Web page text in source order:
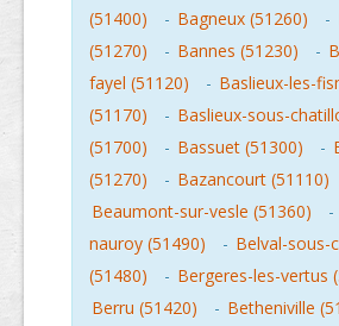
(51400)
- Bagneux (51260) -
(51270)
- Bannes (51230) -
fayel (51120)
- Baslieux-les-
(51170)
- Baslieux-sous-
(51700)
- Bassuet (51300) -
(51270)
- Bazancourt (51110)
Beaumont-sur-vesle (51360)
-
nauroy (51490)
- Belval-sous-
(51480)
- Bergeres-les-vertus
Berru (51420)
- Betheniville